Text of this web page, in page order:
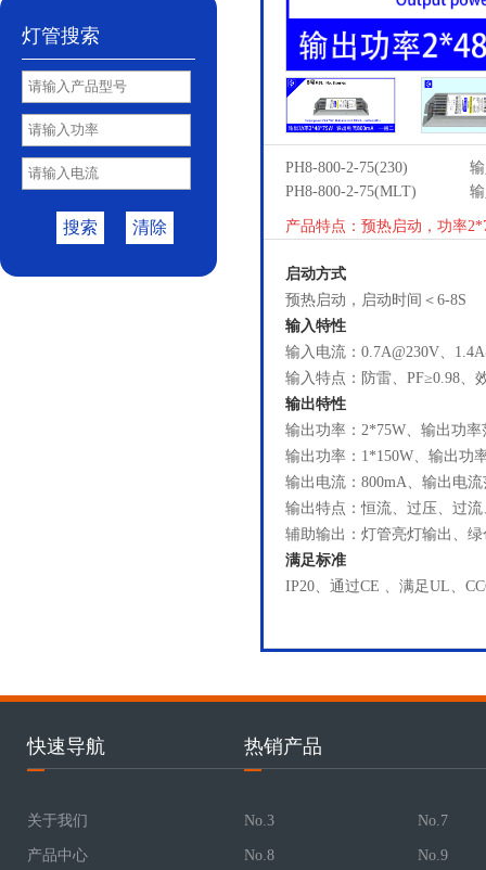
灯管搜索
清除
搜索
PH8-800-2-75(230)
PH8-800-2-75(MLT)
产品特点：预热启动，功率
启动方式
预热启动，启动时间＜6-8S
输入特性
输入电流：0.7A@230V、
输入特点：防雷、PF≥0.98、
输出特性
输出功率：2*75W、输出功
输出功率：1*150W、输出功
输出电流：800mA、输出电
输出特点：恒流、过压、过
辅助输出：灯管亮灯输出、
满足标准
IP20、通过CE 、满足UL、
快速导航
关于我们
产品中心
热销产品
No.3 No.7
No.8 No.9